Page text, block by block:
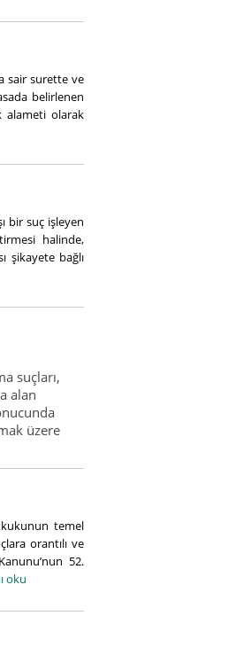
sair surette ve
belirlenen
alameti olarak
bir suç işleyen
halinde,
şikayete bağlı
suçları,
alan
üzere
temel
orantılı ve
52.
oku